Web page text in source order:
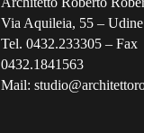
Via Aquileia, 55 –
Tel. 0432.233305 – Fax
0432.1841563
Mail: